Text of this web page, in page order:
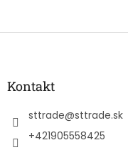
Z
Kontakt
sttrade@sttrade.sk
+421905558425